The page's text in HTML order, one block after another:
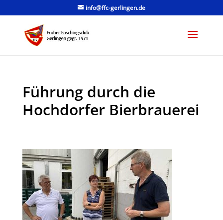
info@ffc-gerlingen.de
Führung durch die
Hochdorfer Bierbrauerei